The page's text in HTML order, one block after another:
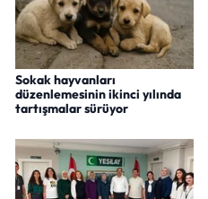
Sokak hayvanları
düzenlemesinin ikinci yılında
tartışmalar sürüyor